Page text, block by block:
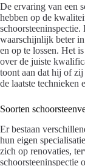
De ervaring van een
hebben op de
waarschijnlijk beter
en op te lossen. Het
over de juiste
toont aan dat hij of zij
de laatste technieken
Soorten
Er bestaan
hun eigen
zich op renovaties,
schoorsteeninspectie